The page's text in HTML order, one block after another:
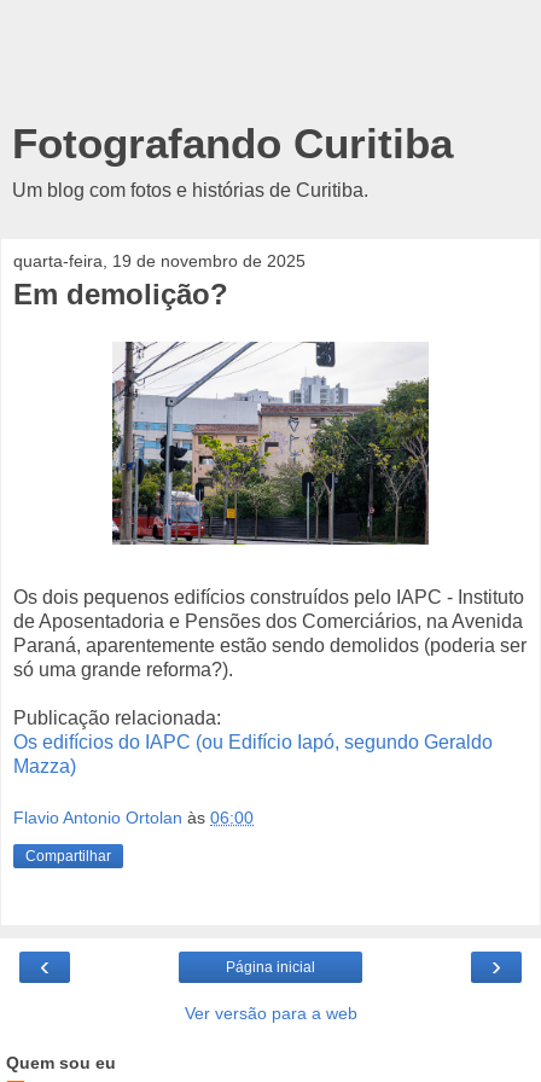
Fotografando Curitiba
Um blog com fotos e histórias de Curitiba.
quarta-feira, 19 de novembro de 2025
Em demolição?
Os dois pequenos edifícios construídos pelo IAPC - Instituto
de Aposentadoria e Pensões dos Comerciários, na Avenida
Paraná, aparentemente estão sendo demolidos (poderia ser
só uma grande reforma?).
Publicação relacionada:
Os edifícios do IAPC (ou Edifício Iapó, segundo Geraldo
Mazza)
Flavio Antonio Ortolan às 06:00
Compartilhar
‹ ›
Página inicial
Ver versão para a web
Quem sou eu